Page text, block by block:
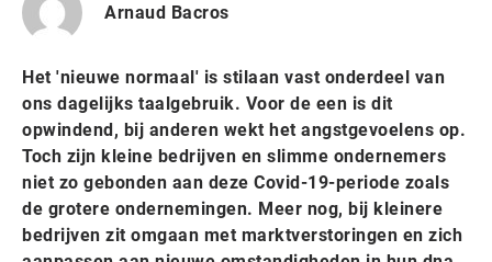
Arnaud Bacros
Het 'nieuwe normaal' is stilaan vast onderdeel van
ons dagelijks taalgebruik. Voor de een is dit
opwindend, bij anderen wekt het angstgevoelens op.
Toch zijn kleine bedrijven en slimme ondernemers
niet zo gebonden aan deze Covid-19-periode zoals
de grotere ondernemingen. Meer nog, bij kleinere
bedrijven zit omgaan met marktverstoringen en zich